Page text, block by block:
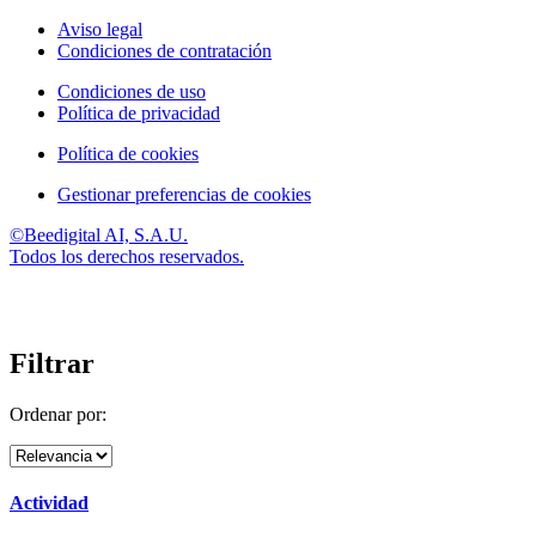
Aviso legal
Condiciones de contratación
Condiciones de uso
Política de privacidad
Política de cookies
Gestionar preferencias de cookies
©Beedigital AI, S.A.U.
Todos los derechos reservados.
Filtrar
Ordenar por:
Actividad